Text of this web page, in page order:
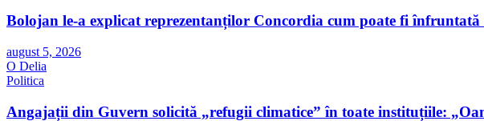
Bolojan le-a explicat reprezentanților Concordia cum poate fi
august 5, 2026
O Delia
Politica
Angajații din Guvern solicită „refugii climatice” în toate instituțiile: